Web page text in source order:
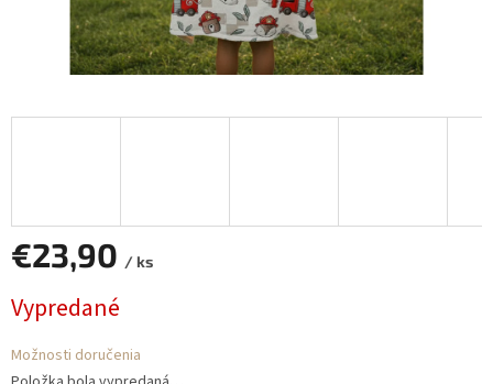
€23,90 / ks
cena:
Vypredané
Možnosti doručenia